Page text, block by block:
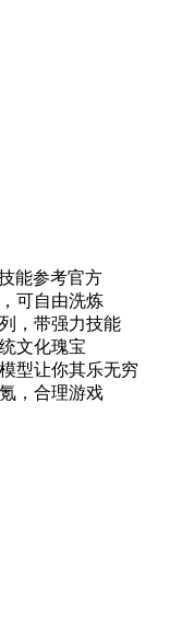
能参考官方
可自由洗炼
，带强力技能
文化瑰宝
型让你其乐无穷
，合理游戏